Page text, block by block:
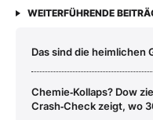
WEITERFÜHRENDE
Das sind die heimlichen
Chemie‑Kollaps? Dow
Crash‑Check zeigt, wo